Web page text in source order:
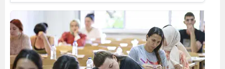
Kastamonu
Kayseri
Kırklareli